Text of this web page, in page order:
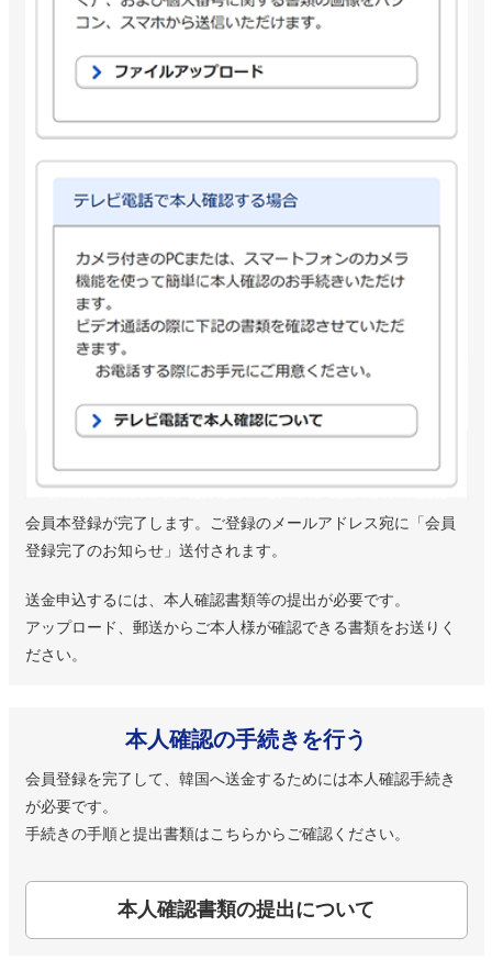
会員本登録が完了します。ご登録のメールアドレス宛に「会員
登録完了のお知らせ」送付されます。
送金申込するには、本人確認書類等の提出が必要です。
アップロード、郵送からご本人様が確認できる書類をお送りく
ださい。
本人確認の手続きを行う
会員登録を完了して、韓国へ送金するためには本人確認手続き
が必要です。
手続きの手順と提出書類はこちらからご確認ください。
本人確認書類の提出について